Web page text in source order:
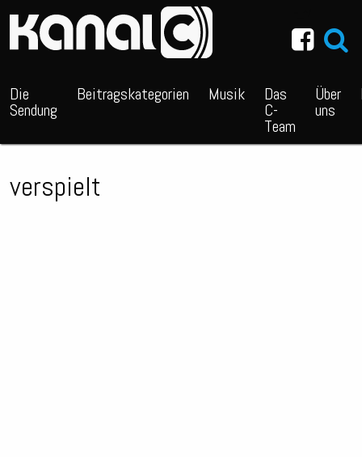
Die
Sendung
Beitragskategorien Musik Das
C-
Team
Über
uns
verspielt